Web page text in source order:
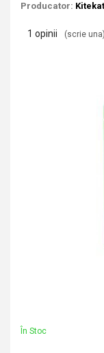
Producator: Kitekat
1 opinii (scrie una)
În Stoc